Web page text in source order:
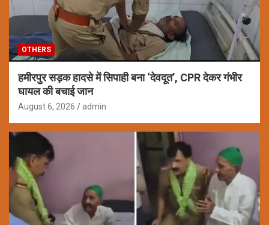
OTHERS
हमीरपुर सड़क हादसे में सिपाही बना ‘देवदूत’, CPR देकर गंभीर
घायल की बचाई जान
August 6, 2026 admin